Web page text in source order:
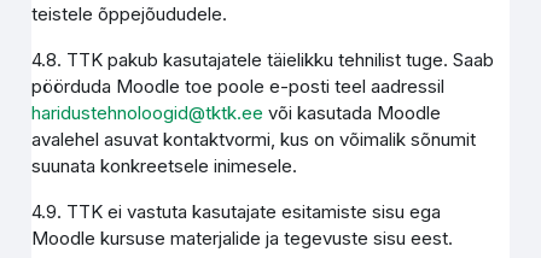
teistele õppejõududele.
4.8. TTK pakub kasutajatele täielikku tehnilist tuge. Saab
pöörduda Moodle toe poole e-posti teel aadressil
haridustehnoloogid@tktk.ee või kasutada Moodle
avalehel asuvat kontaktvormi, kus on võimalik sõnumit
suunata konkreetsele inimesele.
4.9. TTK ei vastuta kasutajate esitamiste sisu ega
Moodle kursuse materjalide ja tegevuste sisu eest.